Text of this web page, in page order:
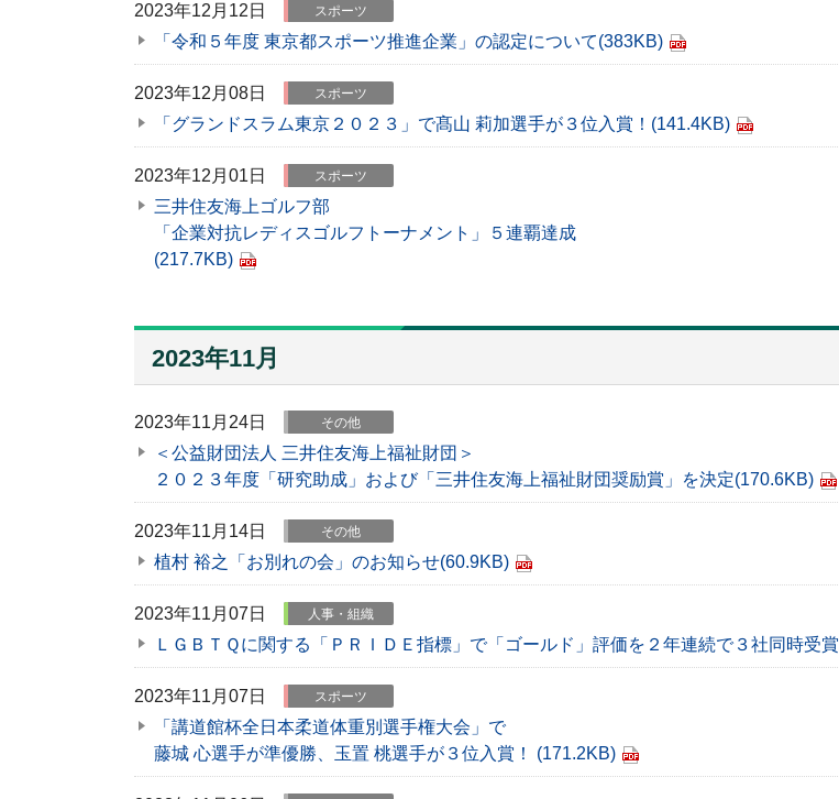
2023年12月12日 スポーツ
「令和５年度 東京都スポーツ推進企業」の認定について(383KB)
2023年12月08日 スポーツ
「グランドスラム東京２０２３」で髙山 莉加選手が３位入賞！ (141.4KB)
2023年12月01日 スポーツ
三井住友海上ゴルフ部
「企業対抗レディスゴルフトーナメント」５連覇達成
(217.7KB)
2023年11月
2023年11月24日 その他
＜公益財団法人 三井住友海上福祉財団＞
２０２３年度「研究助成」および「三井住友海上福祉財団奨励賞」を決定(170.6KB)
2023年11月14日 その他
植村 裕之「お別れの会」のお知らせ(60.9KB)
2023年11月07日 人事・組織
ＬＧＢＴＱに関する「ＰＲＩＤＥ指標」で「ゴールド」評価を２年連続で３社同時受賞
2023年11月07日 スポーツ
「講道館杯全日本柔道体重別選手権大会」で
藤城 心選手が準優勝、玉置 桃選手が３位入賞！ (171.2KB)